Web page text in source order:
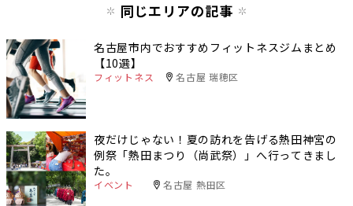
同じエリアの記事
名古屋市内でおすすめフィットネスジムまとめ
【10選】
フィットネス 名古屋 瑞穂区
夜だけじゃない！夏の訪れを告げる熱田神宮の
例祭「熱田まつり（尚武祭）」へ行ってきまし
た。
イベント 名古屋 熱田区